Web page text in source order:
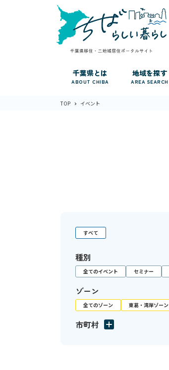
千葉県とは
ABOUT CHIBA
地域を探す
AREA SEARCH
TOP イベント
すべて
種別
全てのイベント セミナー
ゾーン
全てのゾーン 東葛・湾岸ゾーン
市町村